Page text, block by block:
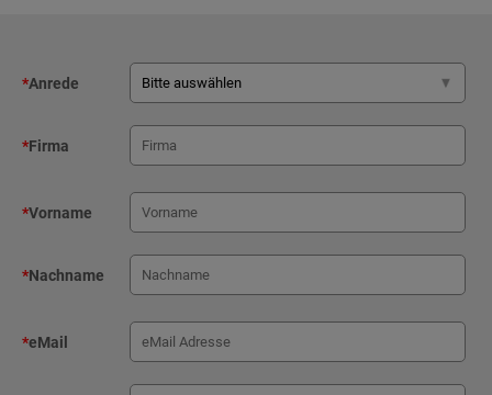
*Anrede
*Firma
*Vorname
*Nachname
*eMail